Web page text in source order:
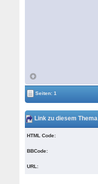
Seiten: 1
Link zu diesem Thema
HTML Code:
BBCode:
URL: